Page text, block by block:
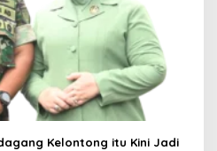
Kelontong itu Kini Jadi